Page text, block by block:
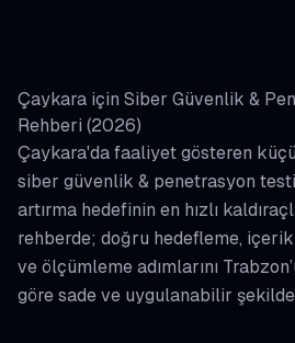
Çaykara için Siber Güvenlik &
Rehberi (2026)
Çaykara'da faaliyet gösteren
siber güvenlik & penetrasyon
artırma hedefinin en hızlı
rehberde; doğru hedefleme,
ve ölçümleme adımlarını
göre sade ve uygulanabilir